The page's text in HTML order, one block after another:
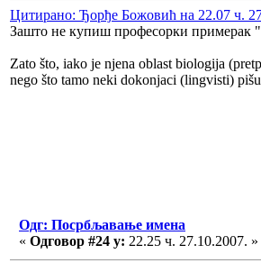
Цитирано: Ђорђе Божовић на 22.07 ч.
Зашто не купиш професорки примерак
Zato što, iako je njena oblast biologija
nego što tamo neki dokonjaci (lingvisti)
Одг: Посрбљавање имена
« Одговор #24 у: 22.25 ч. 27.10.2007. »